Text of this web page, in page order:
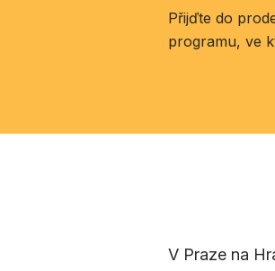
Přijďte do
programu, ve
V Praze na